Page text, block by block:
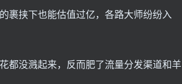
裹挟下也能估值过亿，各路大师纷纷入
都没溅起来，反而肥了流量分发渠道和羊